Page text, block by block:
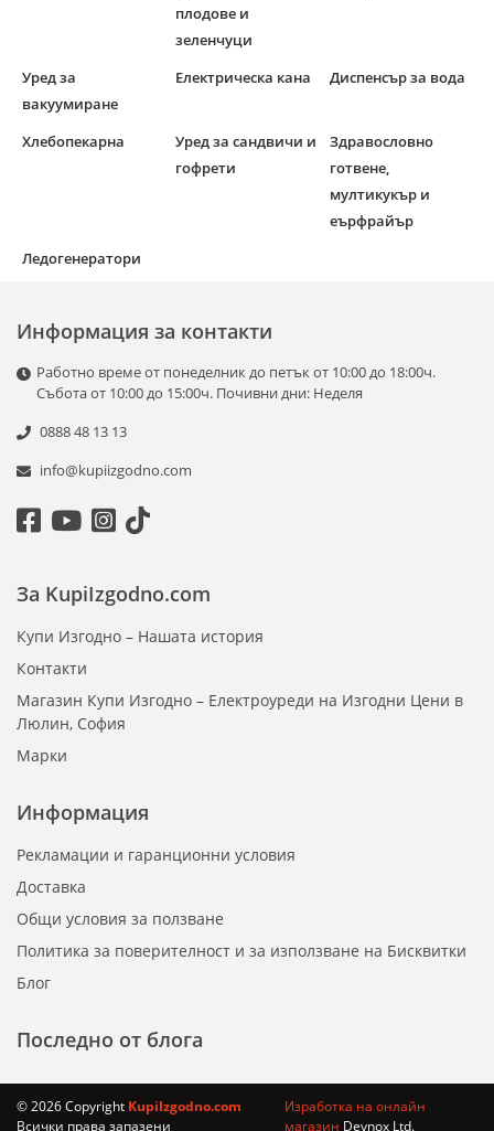
плодове и
зеленчуци
Уред за
вакуумиране
Електрическа кана Диспенсър за вода
Хлебопекарна
Уред за сандвичи и
гофрети
Здравословно
готвене,
мултикукър и
еърфрайър
Ледогенератори
Информация за контакти
Работно време от понеделник до петък от 10:00 до 18:00ч.
Събота от 10:00 до 15:00ч. Почивни дни: Неделя
0888 48 13 13
info@kupiizgodno.com
Информация
Рекламации и гаранционни условия
Доставка
Общи условия за ползване
Политика за поверителност и за използване на Бисквитки
Блог
За KupiIzgodno.com
Купи Изгодно – Нашата история
Контакти
Магазин Купи Изгодно – Електроуреди на Изгодни Цени в
Люлин, София
Марки
Последно от блога
© 2026 Copyright KupiIzgodno.com
Всички права запазени
Изработка на онлайн
магазин Devnox Ltd.